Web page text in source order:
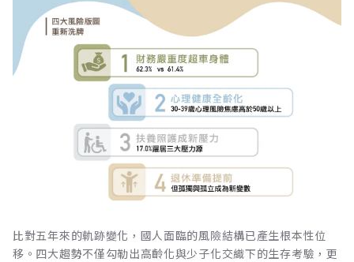
比對五年來的軌跡變化，國人面臨的風險結構已產生根本性位
移。四大趨勢不僅勾勒出高齡化與少子化交織下的生存考驗，更